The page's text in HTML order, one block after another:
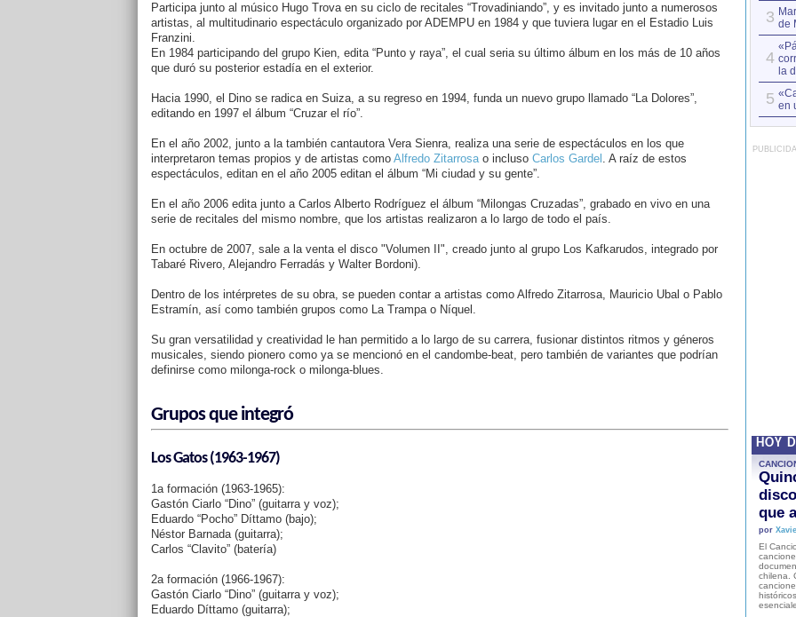
Participa junto al músico Hugo Trova en su ciclo de recitales “Trovadiniando”, y es invitado junto a numerosos
artistas, al multitudinario espectáculo organizado por ADEMPU en 1984 y que tuviera lugar en el Estadio Luis
Franzini.
En 1984 participando del grupo Kien, edita “Punto y raya”, el cual seria su último álbum en los más de 10 años
que duró su posterior estadía en el exterior.
Hacia 1990, el Dino se radica en Suiza, a su regreso en 1994, funda un nuevo grupo llamado “La Dolores”,
editando en 1997 el álbum “Cruzar el río”.
En el año 2002, junto a la también cantautora Vera Sienra, realiza una serie de espectáculos en los que
interpretaron temas propios y de artistas como Alfredo Zitarrosao incluso Carlos Gardel . A raíz de estos
espectáculos, editan en el año 2005 editan el álbum “Mi ciudad y su gente”.
En el año 2006 edita junto a Carlos Alberto Rodríguez el álbum “Milongas Cruzadas”, grabado en vivo en una
serie de recitales del mismo nombre, que los artistas realizaron a lo largo de todo el país.
En octubre de 2007, sale a la venta el disco "Volumen II", creado junto al grupo Los Kafkarudos, integrado por
Tabaré Rivero, Alejandro Ferradás y Walter Bordoni).
Dentro de los intérpretes de su obra, se pueden contar a artistas como Alfredo Zitarrosa, Mauricio Ubal o Pablo
Estramín, así como también grupos como La Trampa o Níquel.
Su gran versatilidad y creatividad le han permitido a lo largo de su carrera, fusionar distintos ritmos y géneros
musicales, siendo pionero como ya se mencionó en el candombe-beat, pero también de variantes que podrían
definirse como milonga-rock o milonga-blues.
Grupos que integró
Los Gatos (1963-1967)
1a formación (1963-1965):
Gastón Ciarlo “Dino” (guitarra y voz);
Eduardo “Pocho” Díttamo (bajo);
Néstor Barnada (guitarra);
Carlos “Clavito” (batería)
2a formación (1966-1967):
Gastón Ciarlo “Dino” (guitarra y voz);
Eduardo Díttamo (guitarra);
3 de
4
la
5 en
HOY
que
por
El
chilena.